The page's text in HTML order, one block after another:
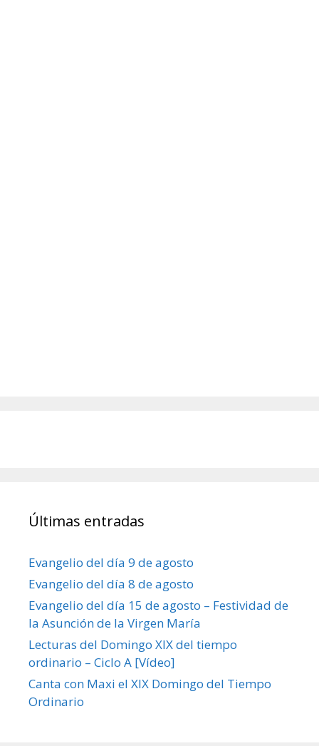
Últimas entradas
Evangelio del día 9 de agosto
Evangelio del día 8 de agosto
Evangelio del día 15 de agosto – Festividad de
la Asunción de la Virgen María
Lecturas del Domingo XIX del tiempo
ordinario – Ciclo A [Vídeo]
Canta con Maxi el XIX Domingo del Tiempo
Ordinario